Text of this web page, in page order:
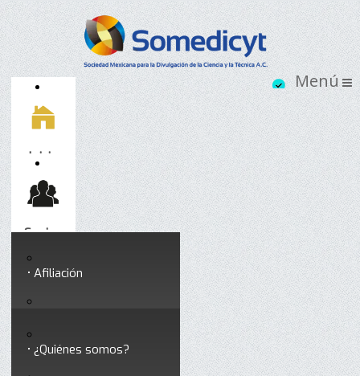
Inicio
Socios
Afiliación
Testimonios
Somedicyt
¿Quiénes somos?